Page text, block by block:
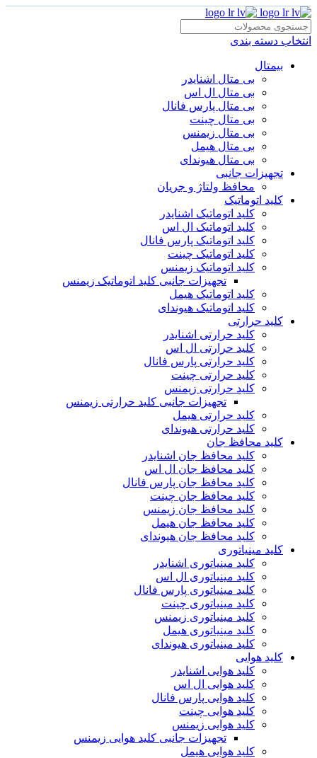
انتخاب دسته بندی
بیمتال
بی متال اشنایدر
بی متال ال اس
بی متال پارس فانال
بی متال چینت
بی متال زیمنس
بی متال هیمل
بی متال هیوندای
تجهیزات جانبی
محافظ ولتاژ و‌ جریان
کلید اتوماتیک
کلید اتوماتیک اشنایدر
کلید اتوماتیک ال اس
کلید اتوماتیک پارس فانال
کلید اتوماتیک چینت
کلید اتوماتیک زیمنس
تجهیزات جانبی کلید اتوماتیک زیمنس
کلید اتوماتیک هیمل
کلید اتوماتیک هیوندای
کلید حرارتی
کلید حرارتی اشنایدر
کلید حرارتی ال اس
کلید حرارتی پارس فانال
کلید حرارتی چینت
کلید حرارتی زیمنس
تجهیزات جانبی کلید حرارتی زیمنس
کلید حرارتی هیمل
کلید حرارتی هیوندای
کلید محافظ جان
کلید محافظ جان اشنایدر
کلید محافظ جان ال اس
کلید محافظ جان پارس فانال
کلید محافظ جان چینت
کلید محافظ جان زیمنس
کلید محافظ جان هیمل
کلید محافظ جان هیوندای
کلید مینیاتوری
کلید مینیاتوری اشنایدر
کلید مینیاتوری ال اس
کلید مینیاتوری پارس فانال
کلید مینیاتوری چینت
کلید مینیاتوری زیمنس
کلید مینیاتوری هیمل
کلید مینیاتوری هیوندای
کلید هوایی
کلید هوایی اشنایدر
کلید هوایی ال اس
کلید هوایی پارس فانال
کلید هوایی چینت
کلید هوایی زیمنس
تجهیزات جانبی کلید هوایی زیمنس
کلید هوایی هیمل